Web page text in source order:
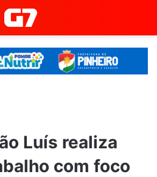
Luís realiza
com foco